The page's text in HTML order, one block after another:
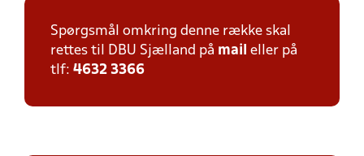
Spørgsmål omkring denne række skal
rettes til DBU Sjælland på mail eller på
tlf: 4632 3366